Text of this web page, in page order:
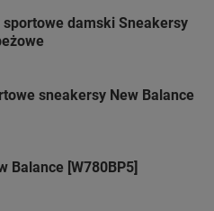
sportowe damski Sneakersy
sneakersy New Balance
Balance [W780BP5]